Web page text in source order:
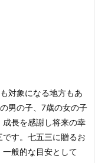
対象になる地方もあ
男の子、7歳の女の子
長を感謝し将来の幸
す。七五三に贈るお
般的な目安として